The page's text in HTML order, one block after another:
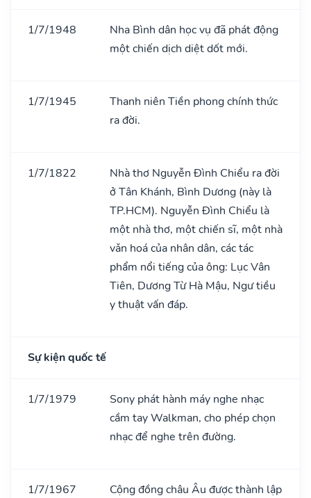
1/7/1948
Nha Bình dân học vụ đã phát động
một chiến dịch diệt dốt mới.
1/7/1945
Thanh niên Tiền phong chính thức
ra đời.
1/7/1822
Nhà thơ Nguyễn Đình Chiểu ra đời
ở Tân Khánh, Bình Dương (này là
TP.HCM). Nguyễn Đình Chiểu là
một nhà thơ, một chiến sĩ, một nhà
vǎn hoá của nhân dân, các tác
phẩm nổi tiếng của ông: Lục Vân
Tiên, Dương Từ Hà Mậu, Ngư tiều
y thuật vấn đáp.
Sự kiện quốc tế
1/7/1979
Sony phát hành máy nghe nhạc
cầm tay Walkman, cho phép chọn
nhạc để nghe trên đường.
1/7/1967
Cộng đồng châu Âu được thành lập